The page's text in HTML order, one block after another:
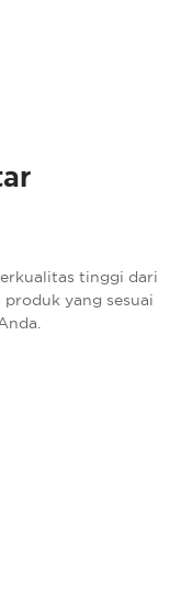
tinggi dari
yang sesuai